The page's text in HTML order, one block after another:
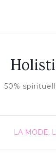
50%
LA MODE,